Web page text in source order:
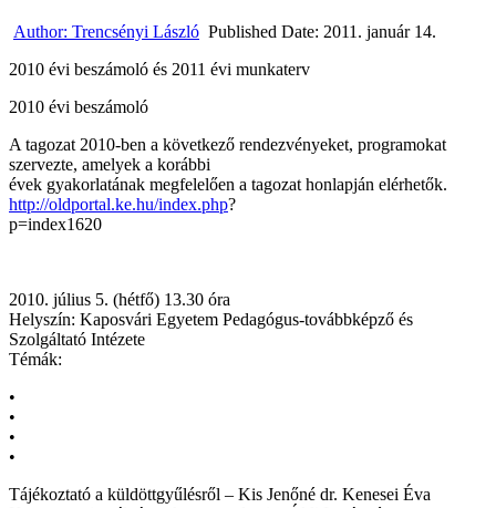
Author: Trencsényi László Published Date: 2011. január 14.
2010 évi beszámoló és 2011 évi munkaterv
2010 évi beszámoló
A tagozat 2010-ben a következő rendezvényeket, programokat
szervezte, amelyek a korábbi
évek gyakorlatának megfelelően a tagozat honlapján elérhetők.
http://oldportal.ke.hu/index.php?
p=index1620
2010. július 5. (hétfő) 13.30 óra
Helyszín: Kaposvári Egyetem Pedagógus-továbbképző és
Szolgáltató Intézete
Témák:
•
•
•
•
Tájékoztató a küldöttgyűlésről – Kis Jenőné dr. Kenesei Éva